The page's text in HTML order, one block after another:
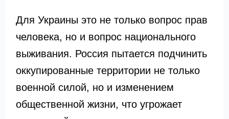
Для Украины это не только вопрос прав
человека, но и вопрос национального
выживания. Россия пытается подчинить
оккупированные территории не только
военной силой, но и изменением
общественной жизни, что угрожает